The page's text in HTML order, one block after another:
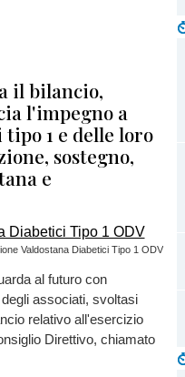
il bilancio,
l'impegno a
1 e delle loro
sostegno,
e
Valdostana Diabetici Tipo 1 ODV
al futuro con
associati, svoltasi
relativo all'esercizio
Direttivo, chiamato